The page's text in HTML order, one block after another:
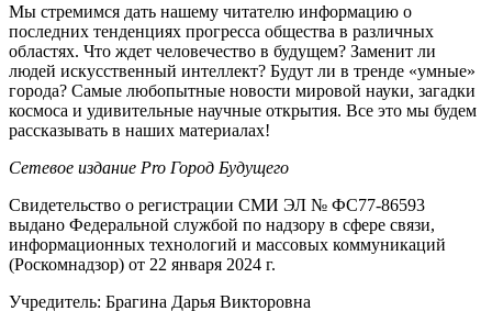
Мы стремимся дать нашему читателю информацию о
последних тенденциях прогресса общества в различных
областях. Что ждет человечество в будущем? Заменит ли
людей искусственный интеллект? Будут ли в тренде «умные»
города? Самые любопытные новости мировой науки, загадки
космоса и удивительные научные открытия. Все это мы будем
рассказывать в наших материалах!
Сетевое издание Pro Город Будущего
Свидетельство о регистрации СМИ ЭЛ № ФС77-86593
выдано Федеральной службой по надзору в сфере связи,
информационных технологий и массовых коммуникаций
(Роскомнадзор) от 22 января 2024 г.
Учредитель: Брагина Дарья Викторовна